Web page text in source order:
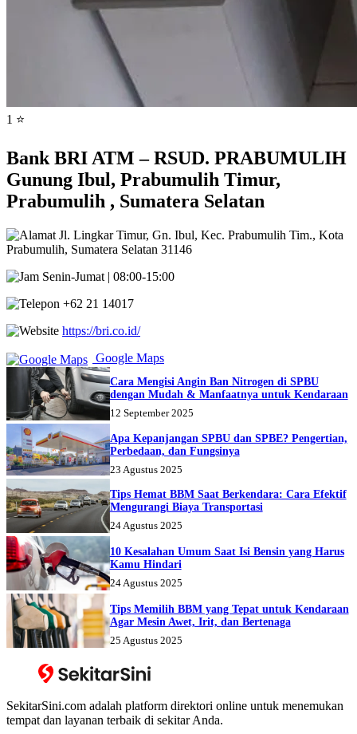
1 ⭐
Bank BRI ATM – RSUD. PRABUMULIH
Gunung Ibul, Prabumulih Timur,
Prabumulih , Sumatera Selatan
Jl. Lingkar Timur, Gn. Ibul, Kec. Prabumulih Tim., Kota
Prabumulih, Sumatera Selatan 31146
Senin-Jumat | 08:00-15:00
+62 21 14017
https://bri.co.id/
Google Maps
Cara Mengisi Angin Ban Nitrogen di SPBU
dengan Mudah & Manfaatnya untuk Kendaraan
12 September 2025
Apa Kepanjangan SPBU dan SPBE? Pengertian,
Perbedaan, dan Fungsinya
23 Agustus 2025
Tips Hemat BBM Saat Berkendara: Cara Efektif
Mengurangi Biaya Transportasi
24 Agustus 2025
10 Kesalahan Umum Saat Isi Bensin yang Harus
Kamu Hindari
24 Agustus 2025
Tips Memilih BBM yang Tepat untuk Kendaraan
Agar Mesin Awet, Irit, dan Bertenaga
25 Agustus 2025
SekitarSini.com adalah platform direktori online untuk menemukan
tempat dan layanan terbaik di sekitar Anda.